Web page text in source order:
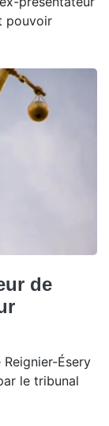
pouvoir
de
Ésery
le tribunal